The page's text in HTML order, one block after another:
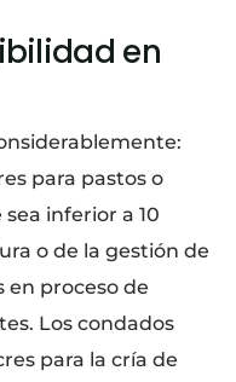
en
para pastos o
inferior a 10
o de la gestión de
en proceso de
Los condados
para la cría de